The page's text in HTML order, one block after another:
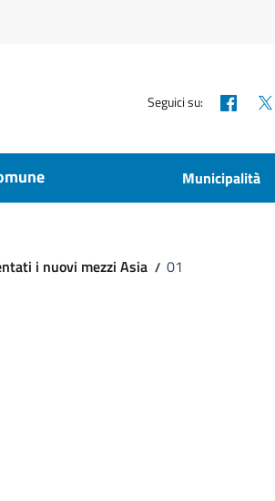
Seguici su:
Municipalità
i nuovi mezzi Asia 01